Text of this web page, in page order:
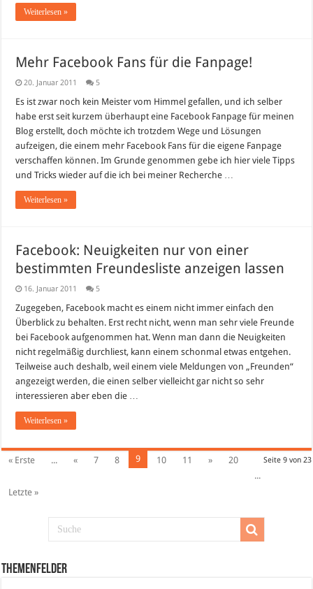
Weiterlesen »
Mehr Facebook Fans für die Fanpage!
20. Januar 2011 5
Es ist zwar noch kein Meister vom Himmel gefallen, und ich selber
habe erst seit kurzem überhaupt eine Facebook Fanpage für meinen
Blog erstellt, doch möchte ich trotzdem Wege und Lösungen
aufzeigen, die einem mehr Facebook Fans für die eigene Fanpage
verschaffen können. Im Grunde genommen gebe ich hier viele Tipps
und Tricks wieder auf die ich bei meiner Recherche …
Weiterlesen »
Facebook: Neuigkeiten nur von einer
bestimmten Freundesliste anzeigen lassen
16. Januar 2011 5
Zugegeben, Facebook macht es einem nicht immer einfach den
Überblick zu behalten. Erst recht nicht, wenn man sehr viele Freunde
bei Facebook aufgenommen hat. Wenn man dann die Neuigkeiten
nicht regelmäßig durchliest, kann einem schonmal etwas entgehen.
Teilweise auch deshalb, weil einem viele Meldungen von „Freunden“
angezeigt werden, die einen selber vielleicht gar nicht so sehr
interessieren aber eben die …
Weiterlesen »
Seite 9 von 23
« Erste ... « 7 8 9 10 11 »
20
...
Letzte »
Themenfelder